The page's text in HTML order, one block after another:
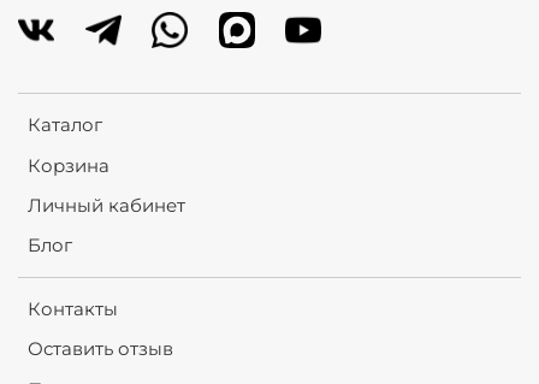
Каталог
Корзина
Личный кабинет
Блог
Контакты
Оставить отзыв